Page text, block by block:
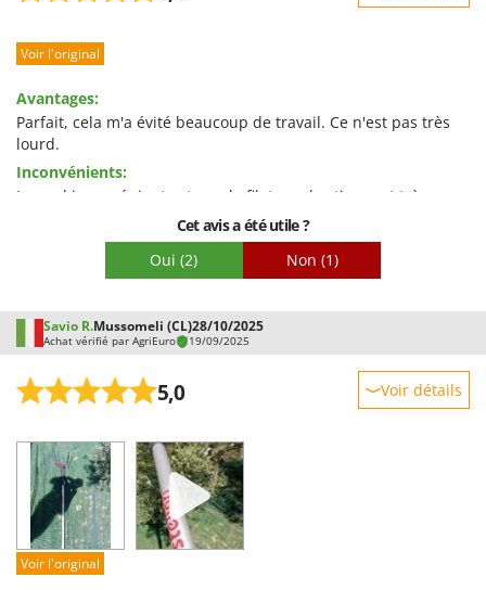
Prestations
Qualité / Prix
Facilité de montage
Emballage
Voir l'original
Avantages:
Parfait, cela m'a évité beaucoup de travail. Ce n'est pas très
lourd.
Inconvénients:
Le seul inconvénient est que le filetage des tiges est très
faible et j'ai dû le changer car il était cassé.
Cet avis a été utile ?
Oui (2) Non (1)
Savio R.Mussomeli (CL)28/10/2025
Achat vérifié par AgriEuro 19/09/2025
5,0 Voir détails
Prestations
Facilité d'utilisation
Qualité / Prix
Facilité de montage
Voir l'original